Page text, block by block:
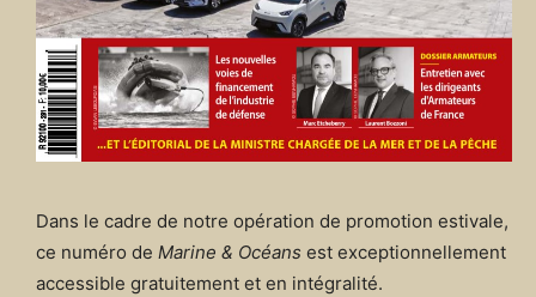
Dans le cadre de notre opération de promotion estivale,
ce numéro de Marine & Océans est exceptionnellement
accessible gratuitement et en intégralité.